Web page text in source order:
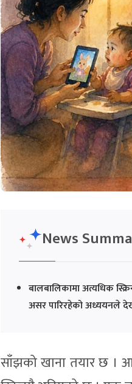
News
बालबालिकामा अत्यधिक
असर पारिरहेको अध्ययनले
साँझको खाना तयार छ ।